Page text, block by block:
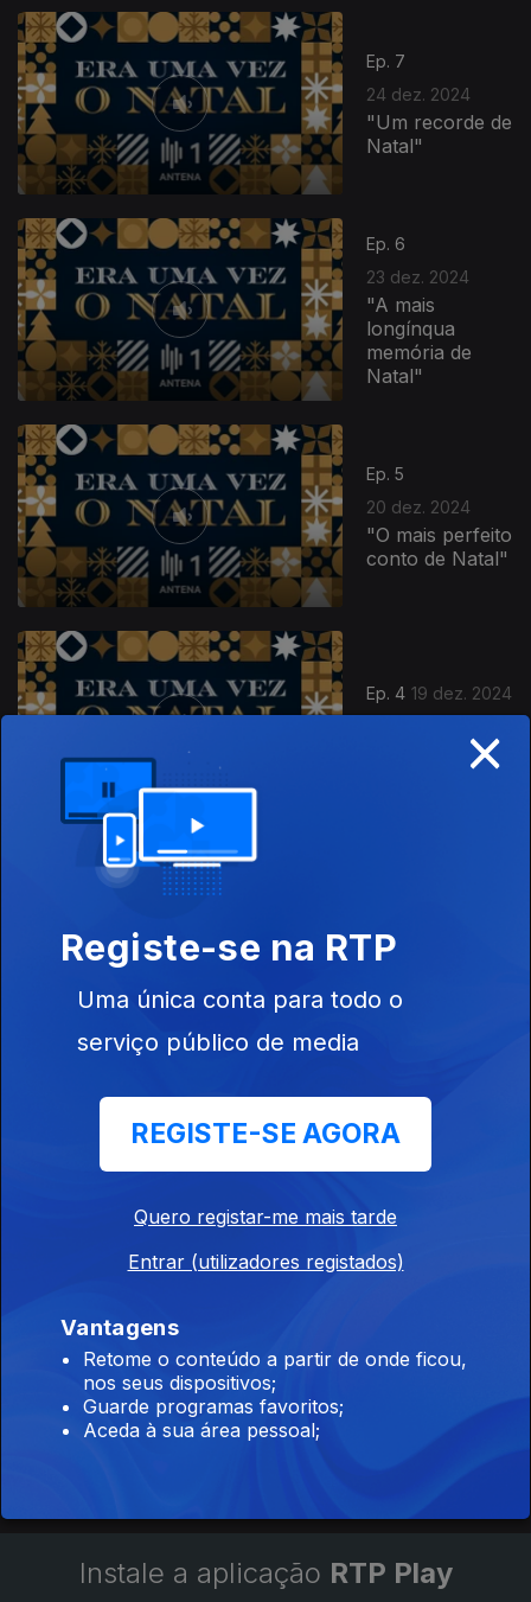
Ep. 7
24 dez. 2024
"Um recorde de
Natal"
Ep. 6
23 dez. 2024
"A mais
longínqua
memória de
Natal"
Ep. 5
20 dez. 2024
"O mais perfeito
conto de Natal"
Ep. 4 19 dez. 2024
a fala das
17 dez. 2024
"Um dia de Sol
de Inverno"
"Há muitos
muitos anos"
Instale a aplicação RTP Play
×
Registe-se na RTP
Uma única conta para todo o
serviço público de media
REGISTE-SE AGORA
Quero registar-me mais tarde
Entrar (utilizadores registados)
Vantagens
Retome o conteúdo a partir de onde ficou,
nos seus dispositivos;
Guarde programas favoritos;
Aceda à sua área pessoal;